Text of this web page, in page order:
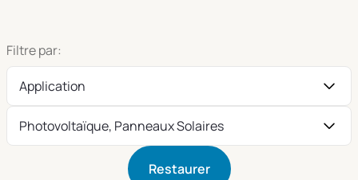
Filtre par:
Application
Photovoltaïque, Panneaux Solaires
Restaurer